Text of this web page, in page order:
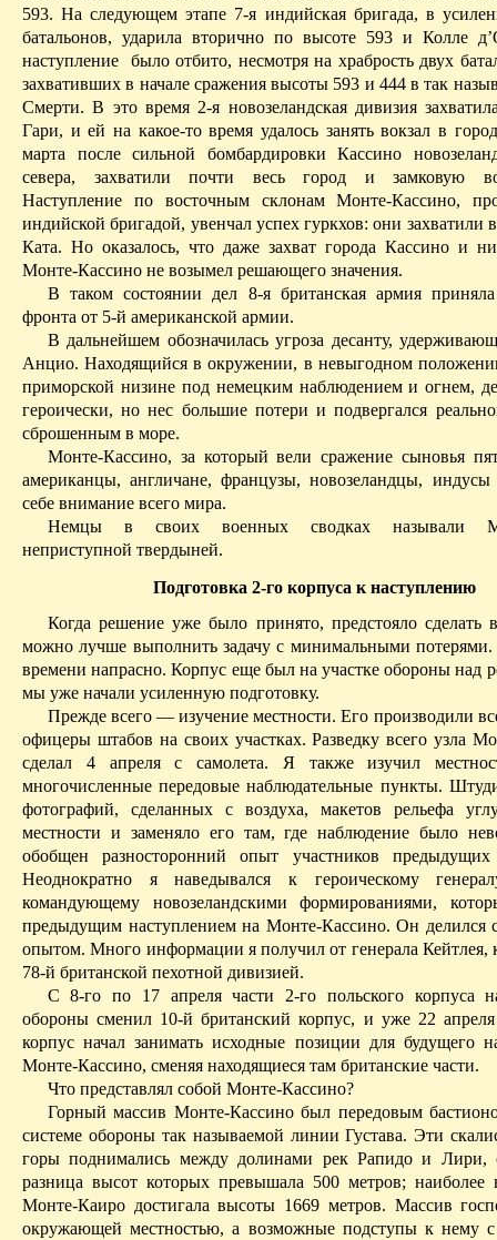
593. На следующем этапе 7-я индийская бригада, в
батальонов, ударила вторично по высоте 593 и Колле
наступление
было отбито, несмотря на храбрость двух
захвативших в начале сражения высоты 593 и 444 в так
Смерти. В это время 2-я новозеландская дивизия
Гари, и ей на какое-то время удалось занять вокзал в
марта после сильной бомбардировкиКассино
севера, захватили почти весь город и замковую
Наступление по восточным склонамМонте-Кассино,
индийской бригадой, увенчал успехгуркхов: они захватили
Ката. Но оказалось, что даже захват города Кассино и
Монте-Кассино не возымел решающего значения.
В таком состоянии дел 8-я британская армия приняла
фронта от 5-й американской армии.
В дальнейшем обозначилась угроза десанту,
Анцио. Находящийся в окружении, в невыгодном
приморской низине под немецким наблюдением и огнем,
героически, но нес большие потери и подвергался
сброшенным в море.
Монте-Кассино, за который вели сражение сыновья
американцы, англичане, французы, новозеландцы,
себе внимание всего мира.
Немцы в своих военных сводках называли
неприступной твердыней.
Подготовка 2-го корпуса к наступлению
Когда решение уже было принято, предстояло сделать
можно лучше выполнить задачу с минимальными
времени напрасно. Корпус еще был на участке обороны над
мы уже начали усиленную подготовку.
Прежде всего — изучение местности. Его производили
офицеры штабов на своих участках. Разведку всего узла
сделал 4 апреля с самолета. Я также изучил
многочисленные передовые наблюдательные пункты.
фотографий, сделанных с воздуха, макетов рельефа
местности и заменяло его там, где наблюдение было
обобщен разносторонний опыт участников предыдущих
Неоднократно я наведывался к героическому
командующему новозеландскими формированиями,
предыдущим наступлением на Монте-Кассино. Он делился
опытом. Много информации я получил от генерала Кейтлея,
78-й британской пехотной дивизией.
С 8-го по 17 апреля части 2-го польского корпуса
обороны сменил 10-й британский корпус, и уже 22
корпус начал занимать исходные позиции для будущего
Монте-Кассино, сменяя находящиеся там британские части.
Что представлял собой Монте-Кассино?
Горный массив Монте-Кассинобыл передовым
системе обороны так называемой линии Густава. Эти
горы поднимались между долинами рек Рапидои Лири,
разница высот которых превышала 500 метров; наиболее
Монте-Каиро достигала высоты 1669 метров. Массив
окружающей местностью, а возможные подступы к нему